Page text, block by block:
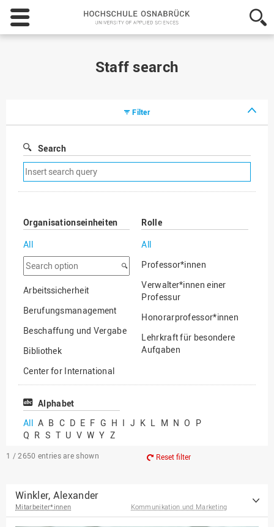
Hochschule
Osnabrück
-
Staff search
Filter
Search
Remove
search
filter
Organisationseinheiten
All
Search
option
Arbeitssicherheit
Berufungsmanagement
Beschaffung und Vergabe
Bibliothek
Center for International
Mobility
Center for International
Chancengerechtigkeit
eLearning Competence
EU-Büro
Fakultät
Agrarwissenschaften und
Rolle
All
Professor*innen
Verwalter*innen einer
Professur
Honorarprofessor*innen
Lehrkraft für besondere
Aufgaben
Professor*innen im
Alphabet
All A B C D E F G H I J K L M N O P
Q R S T U V W Y Z
1 / 2650 entries are shown Reset filter
Winkler, Alexander
Mitarbeiter*innen Kommunikation und Marketing